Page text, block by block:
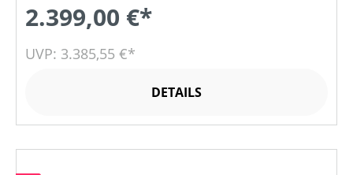
2.399,00 €*
UVP: 3.385,55 €*
DETAILS